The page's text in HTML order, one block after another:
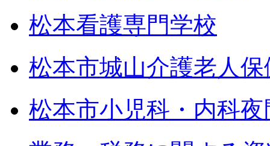
松本看護専門学校
松本市城山介護老人
松本市小児科・内科